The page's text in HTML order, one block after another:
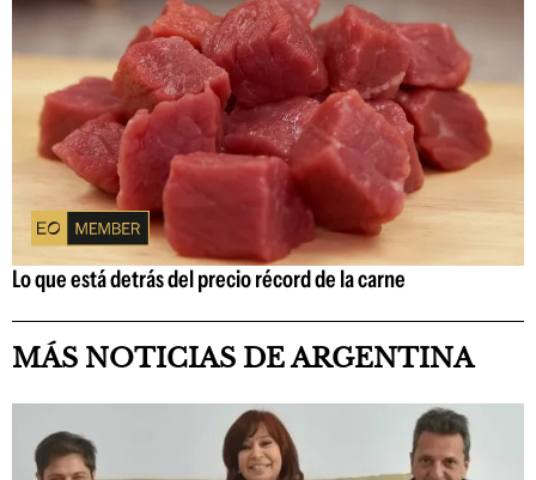
Lo que está detrás del precio récord de la carne
MÁS NOTICIAS DE ARGENTINA